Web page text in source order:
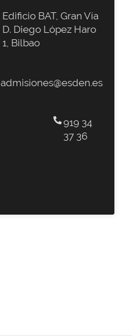
Edificio BAT, Gran Vía
D. Diego López Haro
1, Bilbao
admisiones@esden.es
919 34
37 36